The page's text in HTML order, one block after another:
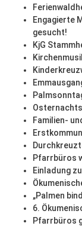
Engagierte
gesucht!
KjG
Familien-
Pfarrbüros
Einladung
„Palmen
6.
Pfarrbüros